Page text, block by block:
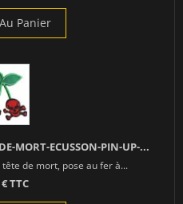
Panier
MORT-ECUSSON-PIN-UP-...
de mort, pose au fer à...
TTC